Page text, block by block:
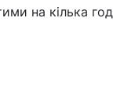
на кілька